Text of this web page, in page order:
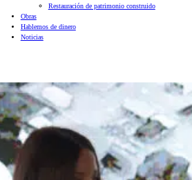
Restauración de patrimonio construido
Obras
Hablemos de dinero
Noticias